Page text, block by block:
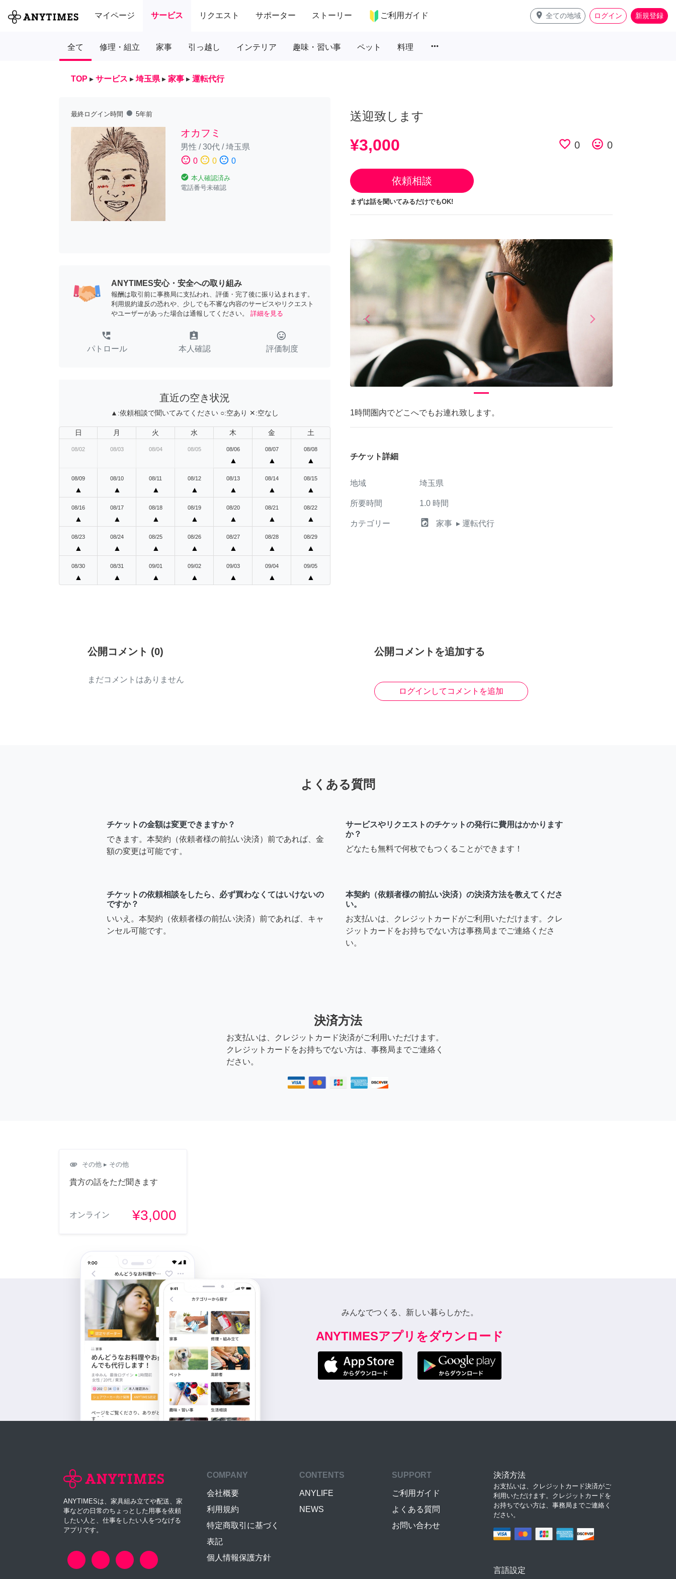
マイページ サービス リクエスト サポーター ストーリー ご利用ガイド place 全ての地域 ログイン 新規登録
全て 修理・組立 家事 引っ越し インテリア 趣味・習い事 ペット 料理 more_horiz
TOP ▸ サービス ▸ 埼玉県 ▸ 家事 ▸ 運転代行
最終ログイン時間 fiber_manual_record 5年前
オカフミ
男性 /30代/埼玉県
sentiment_satisfied 0 sentiment_neutral 0 sentiment_dissatisfied 0
check_circle 本人確認済み
電話番号未確認
ANYTIMES安心・安全への取り組み
報酬は取引前に事務局に支払われ、評価・完了後に振り込まれます。
利用規約違反の恐れや、少しでも不審な内容のサービスやリクエスト
やユーザーがあった場合は通報してください。
詳細を見る
perm_phone_msg
パトロール
assignment_ind
本人確認
tag_faces
評価制度
直近の空き状況
▲:依頼相談で聞いてみてください ○:空あり ✕:空なし
日 月 火 水 木 金 土
08/02 08/03 08/04 08/05 08/06
▲
08/07
▲
08/08
▲
08/09
▲
08/10
▲
08/11
▲
08/12
▲
08/13
▲
08/14
▲
08/15
▲
08/16
▲
08/17
▲
08/18
▲
08/19
▲
08/20
▲
08/21
▲
08/22
▲
08/23
▲
08/24
▲
08/25
▲
08/26
▲
08/27
▲
08/28
▲
08/29
▲
08/30
▲
08/31
▲
09/01
▲
09/02
▲
09/03
▲
09/04
▲
09/05
▲
送迎致します
¥3,000 favorite_border 0 tag_faces 0
依頼相談
まずは話を聞いてみるだけでもOK!
arrow_back_iosPrevious arrow_forward_iosNext
1時間圏内でどこへでもお連れ致します。
チケット詳細
地域 埼玉県
所要時間 1.0 時間
カテゴリー local_laundry_service 家事 ▸ 運転代行
公開コメント (0)
まだコメントはありません
公開コメントを追加する
ログインしてコメントを追加
よくある質問
チケットの金額は変更できますか？
できます。本契約（依頼者様の前払い決済）前であれば、金
額の変更は可能です。
サービスやリクエストのチケットの発行に費用はかかります
か？
どなたも無料で何枚でもつくることができます！
チケットの依頼相談をしたら、必ず買わなくてはいけないの
ですか？
いいえ。本契約（依頼者様の前払い決済）前であれば、キャ
ンセル可能です。
本契約（依頼者様の前払い決済）の決済方法を教えてくださ
い。
お支払いは、クレジットカードがご利用いただけます。クレ
ジットカードをお持ちでない方は事務局までご連絡くださ
い。
決済方法
お支払いは、クレジットカード決済がご利用いただけます。
クレジットカードをお持ちでない方は、事務局までご連絡く
ださい。
attachment その他 ▸ その他
貴方の話をただ聞きます
オンライン ¥3,000
みんなでつくる、新しい暮らしかた。
ANYTIMESアプリをダウンロード
ANYTIMESは、家具組み立てや配送、家
事などの日常のちょっとした用事を依頼
したい人と、仕事をしたい人をつなげる
アプリです。
COMPANY
会社概要
利用規約
特定商取引に基づく
表記
個人情報保護方針
CONTENTS
ANYLIFE
NEWS
SUPPORT
ご利用ガイド
よくある質問
お問い合わせ
決済方法
お支払いは、クレジットカード決済がご
利用いただけます。クレジットカードを
お持ちでない方は、事務局までご連絡く
ださい。
言語設定